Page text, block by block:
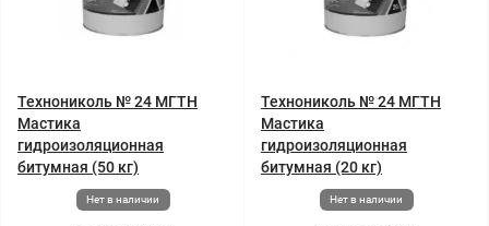
Технониколь № 24 МГТН
Мастика
гидроизоляционная
битумная (50 кг)
Нет в наличии
Технониколь № 24 МГТН
Мастика
гидроизоляционная
битумная (20 кг)
Нет в наличии